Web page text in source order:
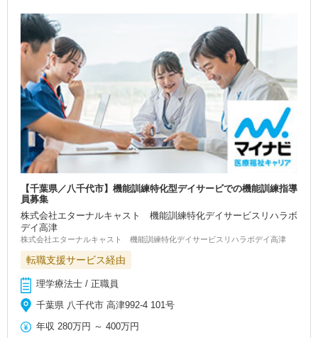
【千葉県／八千代市】機能訓練特化型デイサービでの機能訓練指導
員募集
株式会社エターナルキャスト 機能訓練特化デイサービスリハラボ
デイ高津
株式会社エターナルキャスト 機能訓練特化デイサービスリハラボデイ高津
転職支援サービス経由
理学療法士 / 正職員
千葉県 八千代市 高津992-4 101号
年収 280万円 ～400万円